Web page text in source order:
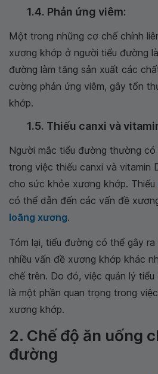
1.4. Phản ứng viêm:
Một trong những cơ chế chính
xương khớp ở người tiểu đường
đường làm tăng sản xuất các
cường phản ứng viêm, gây tổn
khớp.
1.5. Thiếu canxi và
Người mắc tiểu đường thường
trong việc thiếu canxi và vitamin
cho sức khỏe xương khớp. Thiếu
có thể dẫn đến các vấn đề
loãng xương.
Tóm lại, tiểu đường có thể gây
nhiều vấn đề xương khớp khác
chế trên. Do đó, việc quản lý tiểu
là một phần quan trọng trong
xương khớp.
2. Chế độ ăn uống
đường